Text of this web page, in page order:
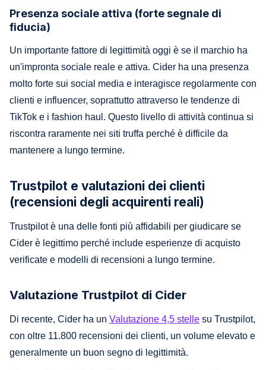
Presenza sociale attiva (forte segnale di
fiducia)
Un importante fattore di legittimità oggi è se il marchio ha
un'impronta sociale reale e attiva. Cider ha una presenza
molto forte sui social media e interagisce regolarmente con
clienti e influencer, soprattutto attraverso le tendenze di
TikTok e i fashion haul. Questo livello di attività continua si
riscontra raramente nei siti truffa perché è difficile da
mantenere a lungo termine.
Trustpilot e valutazioni dei clienti
(recensioni degli acquirenti reali)
Trustpilot è una delle fonti più affidabili per giudicare se
Cider è legittimo perché include esperienze di acquisto
verificate e modelli di recensioni a lungo termine.
Valutazione Trustpilot di Cider
Di recente, Cider ha un Valutazione 4,5 stelle su Trustpilot,
con oltre 11.800 recensioni dei clienti, un volume elevato e
generalmente un buon segno di legittimità.